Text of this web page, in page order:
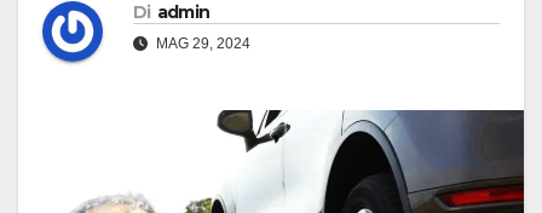
Di admin
MAG 29, 2024